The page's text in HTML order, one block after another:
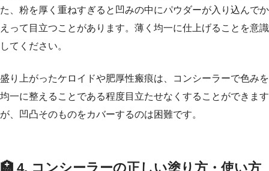
た、粉を厚く重ねすぎると凹みの中にパウダーが入り込んでか
えって目立つことがあります。薄く均一に仕上げることを意識
してください。
盛り上がったケロイドや肥厚性瘢痕は、コンシーラーで色みを
均一に整えることである程度目立たせなくすることができます
が、凹凸そのものをカバーするのは困難です。
🏥 4. コンシーラーの正しい塗り方・使い方